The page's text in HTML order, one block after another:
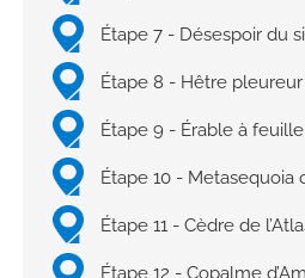
Étape 7 - Désespoir du
Étape 8 - Hêtre pleureur
Étape 9 - Érable à
Étape 10 - Metasequoia
Étape 11 - Cèdre de
Étape 12 - Copalme